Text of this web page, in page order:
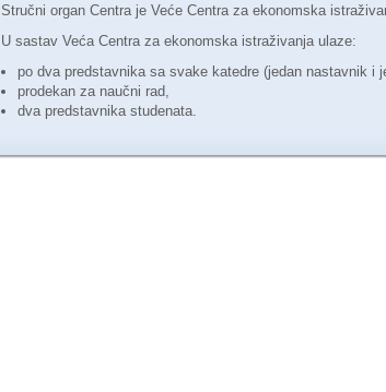
Stručni organ Centra je Veće Centra za ekonomska
U sastav Veća Centra za ekonomska istraživanja ulaze:
po dva predstavnika sa svake katedre (jedan nastavnik i
prodekan za naučni rad,
dva predstavnika studenata.